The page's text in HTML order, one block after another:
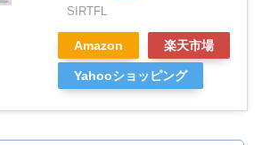
SIRTFL
Amazon 楽天市場
Yahooショッピング